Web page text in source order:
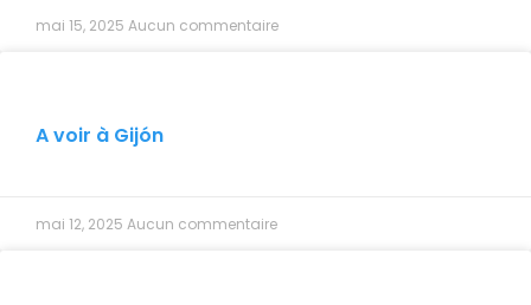
mai 15, 2025 Aucun commentaire
A voir à Gijón
mai 12, 2025 Aucun commentaire